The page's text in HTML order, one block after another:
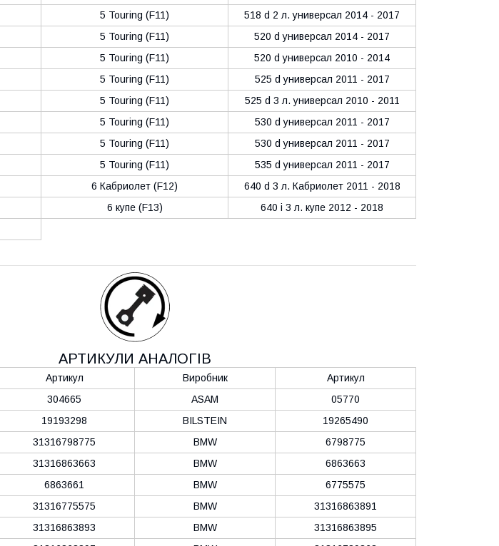
5 Touring (F11)
518 d 2 л. универсал 2014 - 2017
5 Touring (F11)
520 d универсал 2014 - 2017
5 Touring (F11)
520 d универсал 2010 - 2014
5 Touring (F11)
525 d универсал 2011 - 2017
5 Touring (F11)
525 d 3 л. универсал 2010 - 2011
5 Touring (F11)
530 d универсал 2011 - 2017
5 Touring (F11)
530 d универсал 2011 - 2017
5 Touring (F11)
535 d универсал 2011 - 2017
6 Кабриолет (F12)
640 d 3 л. Кабриолет 2011 - 2018
6 купе (F13)
640 i 3 л. купе 2012 - 2018
АРТИКУЛИ АНАЛОГІВ
Артикул Виробник
Артикул
304665 ASAM
05770
19193298 BILSTEIN
19265490
31316798775 BMW
6798775
31316863663 BMW
6863663
6863661 BMW
6775575
31316775575 BMW
31316863891
31316863893 BMW
31316863895